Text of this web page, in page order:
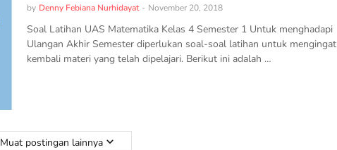
by Denny Febiana Nurhidayat - November 20, 2018
Soal Latihan UAS Matematika Kelas 4 Semester 1 Untuk menghadapi
Ulangan Akhir Semester diperlukan soal-soal latihan untuk mengingat
kembali materi yang telah dipelajari. Berikut ini adalah …
Muat postingan lainnya